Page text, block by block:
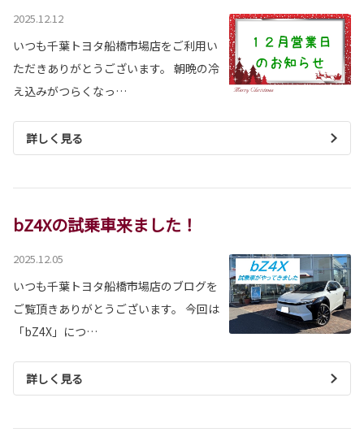
2025.12.12
いつも千葉トヨタ船橋市場店をご利用い
ただきありがとうございます。 朝晩の冷
え込みがつらくなっ…
詳しく見る
bZ4Xの試乗車来ました！
2025.12.05
いつも千葉トヨタ船橋市場店のブログを
ご覧頂きありがとうございます。 今回は
「bZ4X」につ…
詳しく見る